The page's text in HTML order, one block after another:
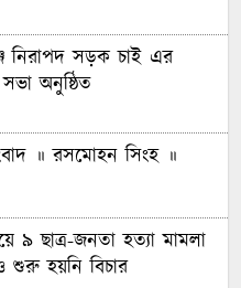
নিরাপদ সড়ক চাই এর
অনুষ্ঠিত
॥ রসমোহন সিংহ ॥
৯ ছাত্র-জনতা হত্যা মামলা
শুরু হয়নি বিচার